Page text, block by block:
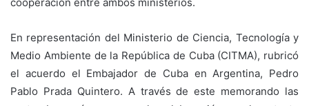
En representación del Ministerio de Ciencia, Tecnología y
Medio Ambiente de la República de Cuba (CITMA), rubricó
el acuerdo el Embajador de Cuba en Argentina, Pedro
Pablo Prada Quintero. A través de este memorando las